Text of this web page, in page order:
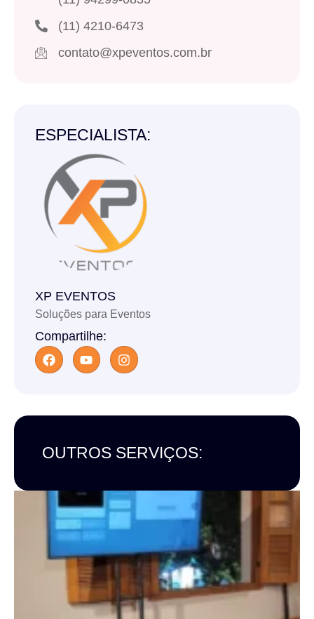
(11) 4210-6473
contato@xpeventos.com.br
ESPECIALISTA:
XP EVENTOS
Soluções para Eventos
Compartilhe:
OUTROS SERVIÇOS: